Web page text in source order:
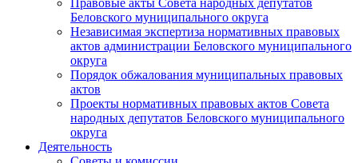
Правовые акты Совета народных депутатов
Беловского муниципального округа
Независимая экспертиза нормативных правовых
актов администрации Беловского муниципального
округа
Порядок обжалования муниципальных правовых
актов
Проекты нормативных правовых актов Совета
народных депутатов Беловского муниципального
округа
Деятельность